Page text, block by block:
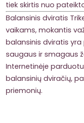
tiek skirtis nuo
Balansinis dviratis
vaikams, mokantis
balansinis dviratis
saugaus ir smagaus
Internetinėje
balansinių dviračių,
priemonių.